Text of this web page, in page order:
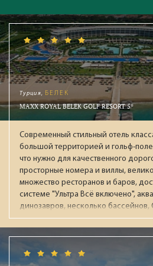
вход в море без колаллов, мы
Хургаду. Заранее визу в Египет
получите её на месте. Самолёты
день. Отели от простых 3* до
ждут клиентов из России. Летим
Турция, БЕЛЕК
MAXX ROYAL BELEK GOLF RESORT 5*
Современный стильный отель
большой территорией и гольф-
что нужно для качественного
просторные номера и виллы,
множество ресторанов и баров,
системе "Ультра Всё включено",
динозавров, несколько бассейнов,
ночной клуб, боулинг.
пар и отдыха с детьми.